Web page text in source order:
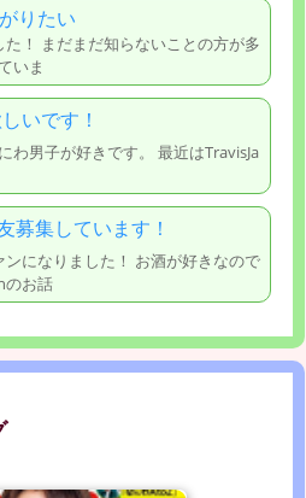
りたい
！ まだまだ知らないことの方が多
いま
いです！
わ男子が好きです。 最近はTravisJa
募集しています！
になりました！ お酒が好きなので
のお話